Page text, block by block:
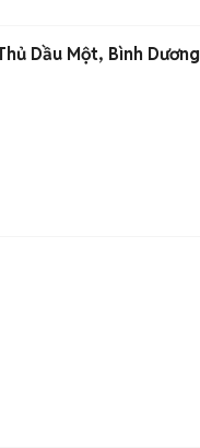
Dầu Một, Bình Dương